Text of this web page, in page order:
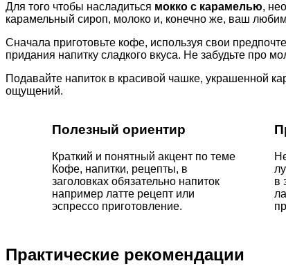
Для того чтобы насладиться мокко с карамелью,
карамельный сироп, молоко и, конечно же, ваш
Сначала приготовьте кофе, используя свои
придания напитку сладкого вкуса. Не забудьте про
Подавайте напиток в красивой чашке, украшенной
ощущений.
Полезный ориентир
Краткий и понятный акцент по теме
Кофе, напитки, рецепты, в
заголовках обязательно напиток
например латте рецепт или
эспрессо приготовление.
в
Практические рекомендации